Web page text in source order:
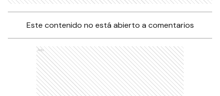
Este contenido no está abierto a comentarios
Ads